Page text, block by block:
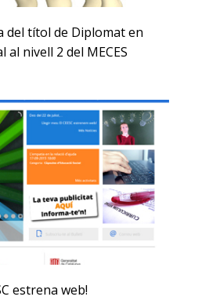
del títol de Diplomat en
al nivell 2 del MECES
estrena web!